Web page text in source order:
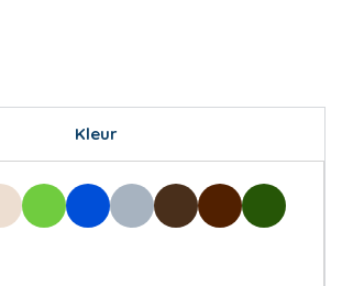
Kleur